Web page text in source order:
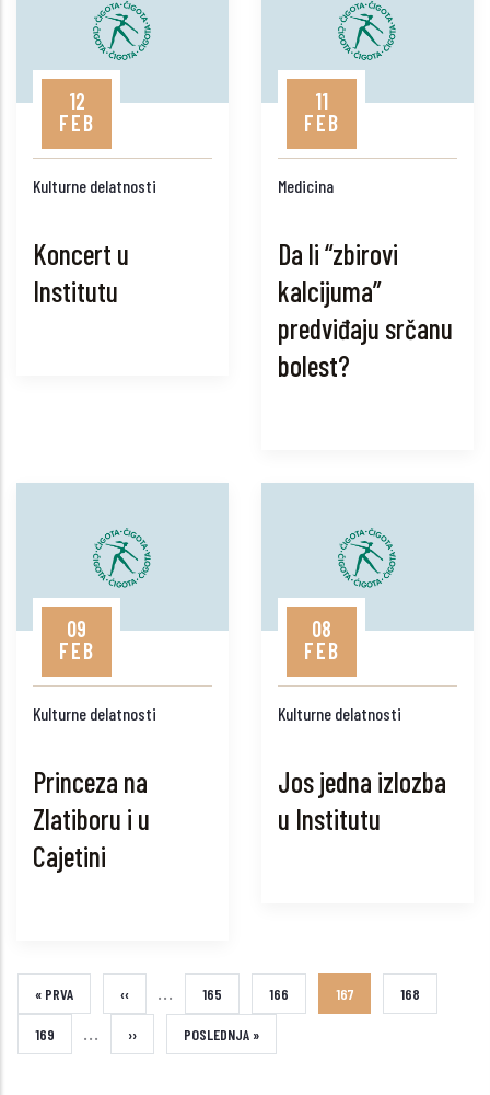
12
FEB
Kulturne delatnosti
Koncert u
Institutu
11
FEB
Medicina
Da li “zbirovi
kalcijuma”
predviđaju srčanu
bolest?
09
FEB
Kulturne delatnosti
Princeza na
Zlatiboru i u
Cajetini
08
FEB
Kulturne delatnosti
Jos jedna izlozba
u Institutu
FIRST
PAGE
« PRVA PREVIOUS
PAGE
‹‹ STRANA
165 STRANA
166 CURRENT
167 STRANA
168
STRANA
169 NEXT
›› LAST
POSLEDNJA »